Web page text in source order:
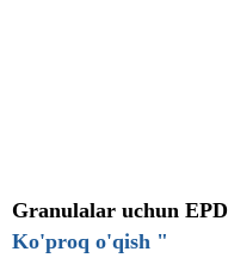
Granulalar uchun
Ko'proq o'qish "